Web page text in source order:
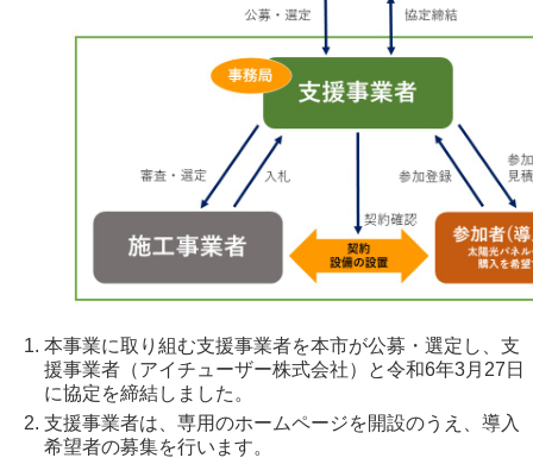
本事業に取り組む支援事業者を本市が公募・選定し、支
援事業者（アイチューザー株式会社）と令和6年3月27日
に協定を締結しました。
支援事業者は、専用のホームページを開設のうえ、導入
希望者の募集を行います。